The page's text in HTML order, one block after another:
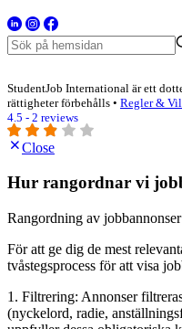
StudentJob International är ett
rättigheter förbehålls • Regler &
4.5 - 2 reviews
Close
Hur rangordnar vi
Rangordning av jobbannonser
För att ge dig de mest
tvåstegsprocess för att visa
1. Filtrering: Annonser
(nyckelord, radie,